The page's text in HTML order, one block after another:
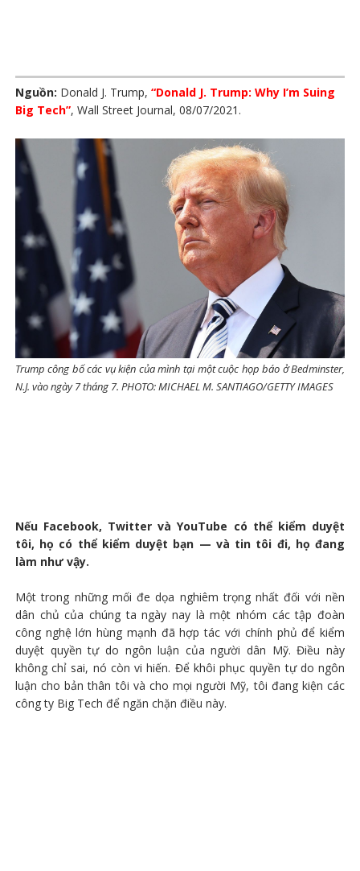
Nguồn: Donald J. Trump, “Donald J. Trump: Why I’m Suing
Big Tech”, Wall Street Journal, 08/07/2021.
Trump công bố các vụ kiện của mình tại một cuộc họp báo ở Bedminster,
N.J. vào ngày 7 tháng 7. PHOTO: MICHAEL M. SANTIAGO/GETTY IMAGES
Nếu Facebook, Twitter và YouTube có thể kiểm duyệt
tôi, họ có thể kiểm duyệt bạn — và tin tôi đi, họ đang
làm như vậy.
Một trong những mối đe dọa nghiêm trọng nhất đối với nền
dân chủ của chúng ta ngày nay là một nhóm các tập đoàn
công nghệ lớn hùng mạnh đã hợp tác với chính phủ để kiểm
duyệt quyền tự do ngôn luận của người dân Mỹ. Điều này
không chỉ sai, nó còn vi hiến. Để khôi phục quyền tự do ngôn
luận cho bản thân tôi và cho mọi người Mỹ, tôi đang kiện các
công ty Big Tech để ngăn chặn điều này.